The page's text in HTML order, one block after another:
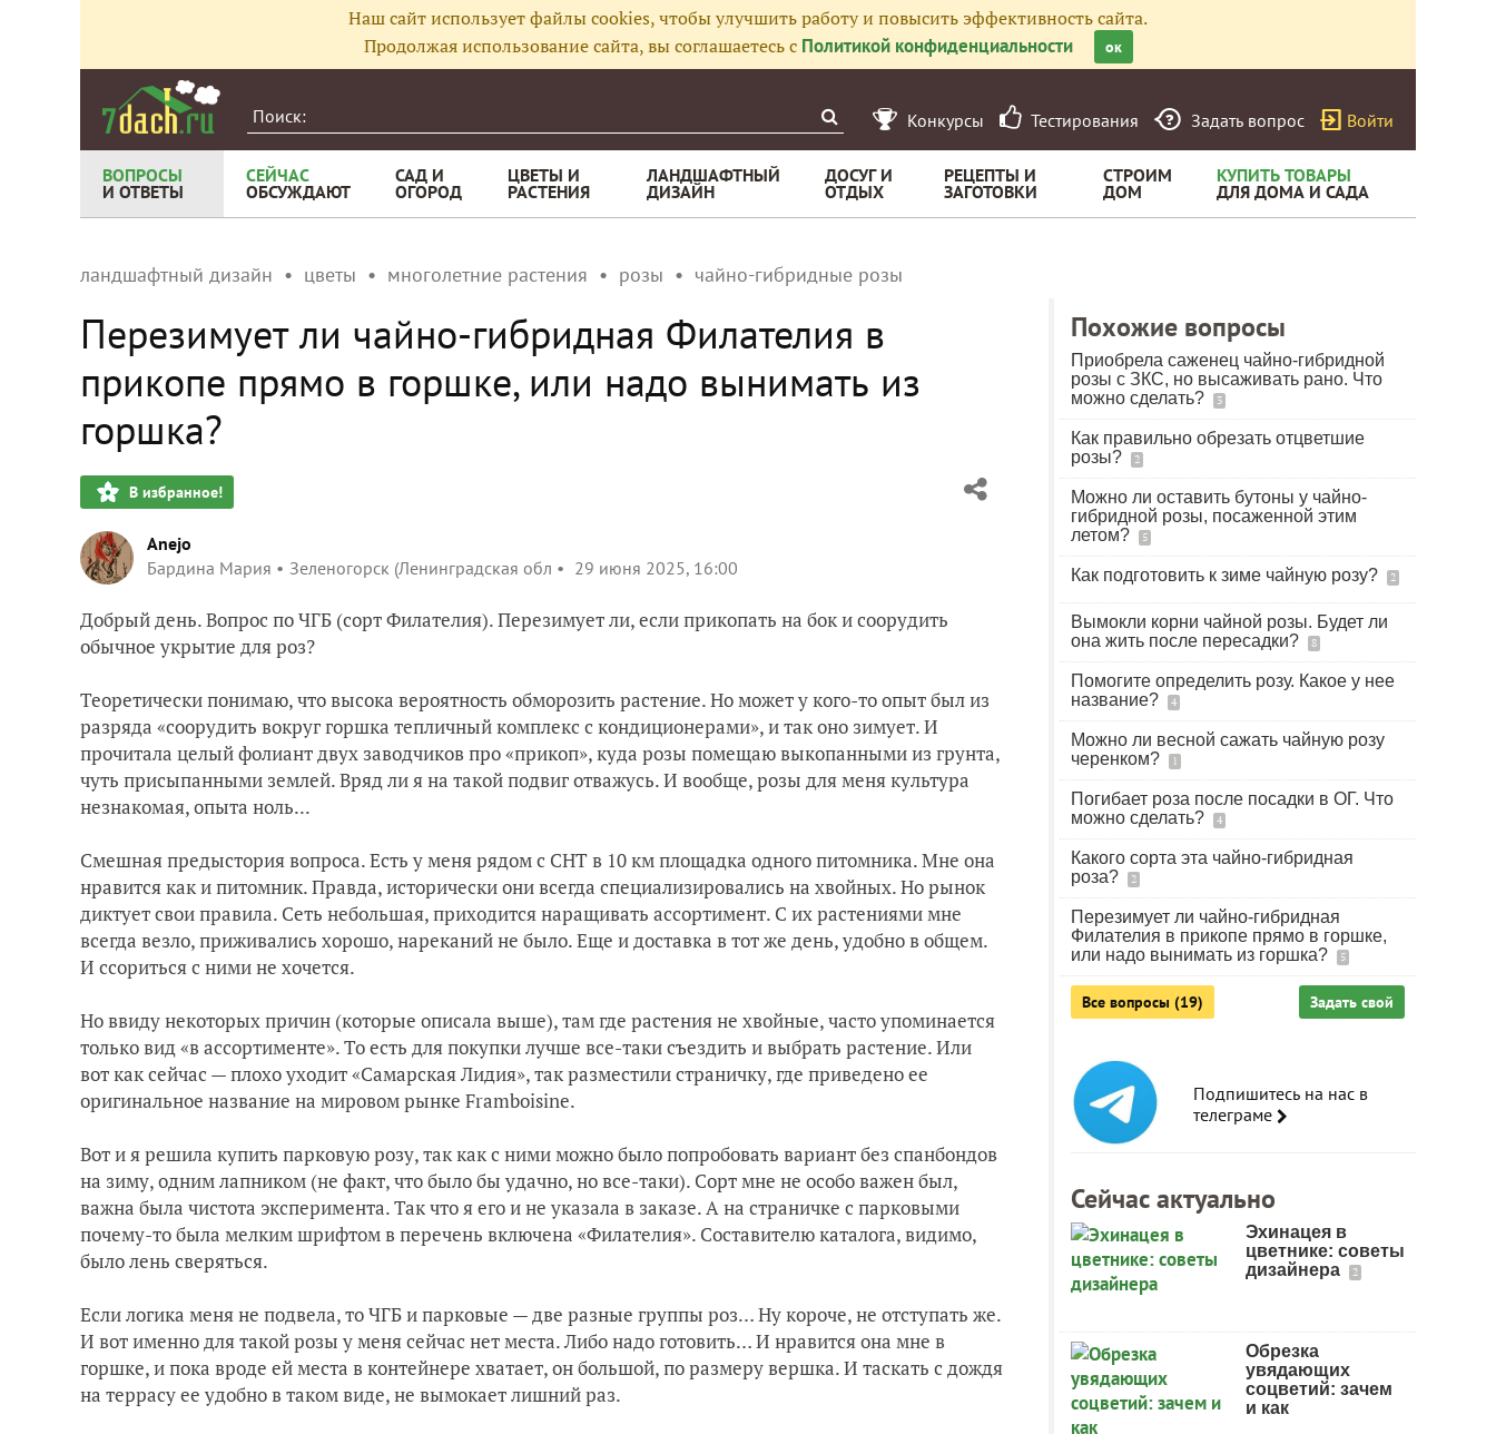
Наш сайт использует файлы cookies, чтобы улучшить работу и повысить эффективность сайта.
Продолжая использование сайта, вы соглашаетесь с Политикой конфиденциальности ок
Конкурсы Тестирования Задать вопрос Войти
ВОПРОСЫ
И ОТВЕТЫ
СЕЙЧАС
ОБСУЖДАЮТ
САД И
ОГОРОД
ЦВЕТЫ И
РАСТЕНИЯ
ЛАНДШАФТНЫЙ
ДИЗАЙН
ДОСУГ И
ОТДЫХ
РЕЦЕПТЫ И
ЗАГОТОВКИ
СТРОИМ
ДОМ
КУПИТЬ ТОВАРЫ
ДЛЯ ДОМА И САДА
ландшафтный дизайн цветы многолетние растения розы чайно-гибридные розы
Перезимует ли чайно-гибридная Филателия в
прикопе прямо в горшке, или надо вынимать из
горшка?
В избранное!
Anejo
Бардина Мария
Зеленогорск (Ленинградская обл 29 июня 2025, 16:00
Добрый день. Вопрос по ЧГБ (сорт Филателия). Перезимует ли, если прикопать на бок и соорудить
обычное укрытие для роз?
Теоретически понимаю, что высока вероятность обморозить растение. Но может у кого-то опыт был из
разряда «соорудить вокруг горшка тепличный комплекс с кондиционерами», и так оно зимует. И
прочитала целый фолиант двух заводчиков про «прикоп», куда розы помещаю выкопанными из грунта,
чуть присыпанными землей. Вряд ли я на такой подвиг отважусь. И вообще, розы для меня культура
незнакомая, опыта ноль...
Смешная предыстория вопроса. Есть у меня рядом с СНТ в 10 км площадка одного питомника. Мне она
нравится как и питомник. Правда, исторически они всегда специализировались на хвойных. Но рынок
диктует свои правила. Сеть небольшая, приходится наращивать ассортимент. С их растениями мне
всегда везло, приживались хорошо, нареканий не было. Еще и доставка в тот же день, удобно в общем.
И ссориться с ними не хочется.
Но ввиду некоторых причин (которые описала выше), там где растения не хвойные, часто упоминается
только вид «в ассортименте». То есть для покупки лучше все-таки съездить и выбрать растение. Или
вот как сейчас — плохо уходит «Самарская Лидия», так разместили страничку, где приведено ее
оригинальное название на мировом рынке Framboisine.
Вот и я решила купить парковую розу, так как с ними можно было попробовать вариант без спанбондов
на зиму, одним лапником (не факт, что было бы удачно, но все-таки). Сорт мне не особо важен был,
важна была чистота эксперимента. Так что я его и не указала в заказе. А на страничке с парковыми
почему-то была мелким шрифтом в перечень включена «Филателия». Составителю каталога, видимо,
было лень сверяться.
Если логика меня не подвела, то ЧГБ и парковые — две разные группы роз… Ну короче, не отступать же.
И вот именно для такой розы у меня сейчас нет места. Либо надо готовить… И нравится она мне в
горшке, и пока вроде ей места в контейнере хватает, он большой, по размеру вершка. И таскать с дождя
на террасу ее удобно в таком виде, не вымокает лишний раз.
Похожие вопросы
Приобрела саженец чайно-гибридной
розы с ЗКС, но высаживать рано. Что
можно сделать?
3
Как правильно обрезать отцветшие
розы?
2
Можно ли оставить бутоны у чайно-
гибридной розы, посаженной этим
летом?
5
Как подготовить к зиме чайную розу? 2
Вымокли корни чайной розы. Будет ли
она жить после пересадки?
8
Помогите определить розу. Какое у нее
название?
4
Можно ли весной сажать чайную розу
черенком?
1
Погибает роза после посадки в ОГ. Что
можно сделать?
4
Какого сорта эта чайно-гибридная
роза?
2
Перезимует ли чайно-гибридная
Филателия в прикопе прямо в горшке,
или надо вынимать из горшка?
5
Все вопросы (19) Задать свой
Подпишитесь на нас в
телеграме
Сейчас актуально
Эхинацея в
цветнике: советы
дизайнера
2
Обрезка
увядающих
соцветий: зачем
и как